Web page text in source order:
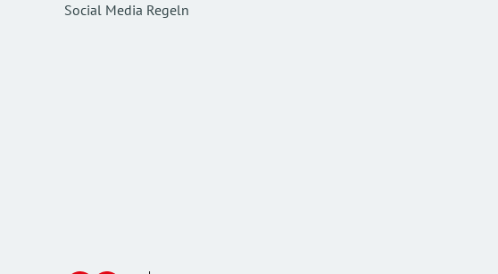
Social Media Regeln